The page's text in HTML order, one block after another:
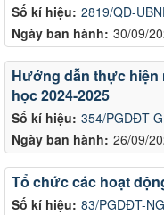
Số kí hiệu: 2819/QĐ-
Ngày ban hành: 30/09/
Số kí hiệu: 354/PGDĐT-
Ngày ban hành: 26/09/
Hướng dẫn thực hiện
học 2024-2025
Số kí hiệu: 83/PGDĐT-NG
Tổ chức các hoạt